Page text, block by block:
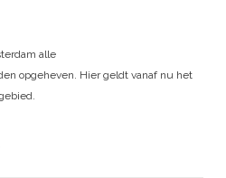
alle
opgeheven. Hier geldt vanaf nu het